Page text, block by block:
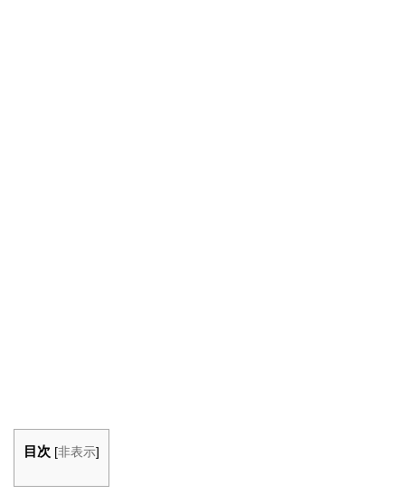
目次 [非表示]